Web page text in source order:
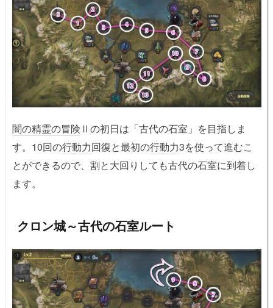
闇の精霊の冒険 Ⅱの初日は「古代の石室」を目指しま
す。10回の行動力回復と最初の行動力3を使って進むこ
とができるので、割と大回りしても古代の石室に到着し
ます。
クロン城～古代の石室ルート